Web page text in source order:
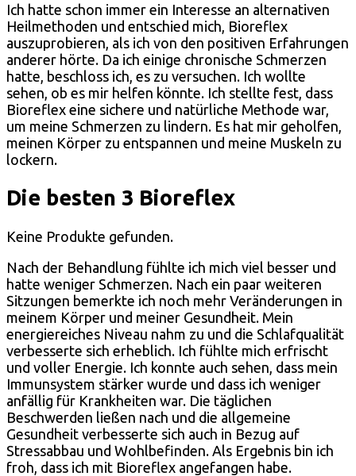
Ich hatte schon immer ein Interesse an alternativen
Heilmethoden und entschied mich, Bioreflex
auszuprobieren, als ich von den positiven Erfahrungen
anderer hörte. Da ich einige chronische Schmerzen
hatte, beschloss ich, es zu versuchen. Ich wollte
sehen, ob es mir helfen könnte. Ich stellte fest, dass
Bioreflex eine sichere und natürliche Methode war,
um meine Schmerzen zu lindern. Es hat mir geholfen,
meinen Körper zu entspannen und meine Muskeln zu
lockern.
Die besten 3 Bioreflex
Keine Produkte gefunden.
Nach der Behandlung fühlte ich mich viel besser und
hatte weniger Schmerzen. Nach ein paar weiteren
Sitzungen bemerkte ich noch mehr Veränderungen in
meinem Körper und meiner Gesundheit. Mein
energiereiches Niveau nahm zu und die Schlafqualität
verbesserte sich erheblich. Ich fühlte mich erfrischt
und voller Energie. Ich konnte auch sehen, dass mein
Immunsystem stärker wurde und dass ich weniger
anfällig für Krankheiten war. Die täglichen
Beschwerden ließen nach und die allgemeine
Gesundheit verbesserte sich auch in Bezug auf
Stressabbau und Wohlbefinden. Als Ergebnis bin ich
froh, dass ich mit Bioreflex angefangen habe.